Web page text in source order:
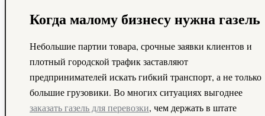
Когда малому бизнесу нужна газель
Небольшие партии товара, срочные заявки клиентов и
плотный городской трафик заставляют
предпринимателей искать гибкий транспорт, а не только
большие грузовики. Во многих ситуациях выгоднее
заказать газель для перевозки, чем держать в штате